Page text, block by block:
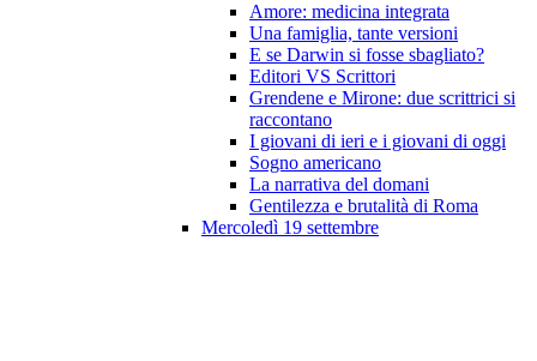
Amore: medicina integrata
Una famiglia, tante versioni
E se Darwin si fosse sbagliato?
Editori VS Scrittori
Grendene e Mirone: due scrittrici si
raccontano
I giovani di ieri e i giovani di oggi
Sogno americano
La narrativa del domani
Gentilezza e brutalità di Roma
Mercoledì 19 settembre